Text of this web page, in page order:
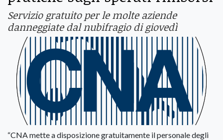
Servizio gratuito per le molte aziende
danneggiate dal nubifragio di giovedì
“CNA mette a disposizione gratuitamente il personale degli